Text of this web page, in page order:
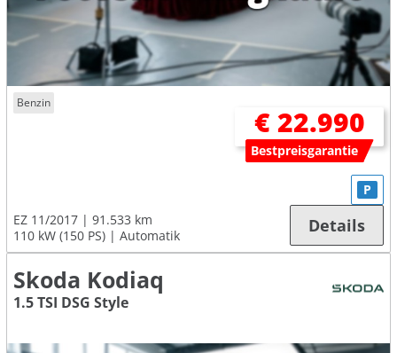
Benzin
€ 22.990
Bestpreisgarantie
EZ 11/2017
91.533 km
110 kW (150 PS)
Automatik
P
Details
Skoda Kodiaq
1.5 TSI DSG Style